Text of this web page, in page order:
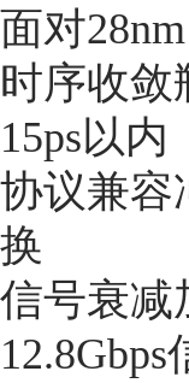
面对
时序收敛
15ps以内
协议兼容
换
信号衰减